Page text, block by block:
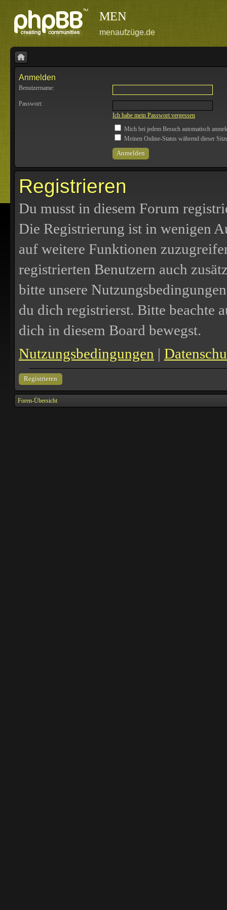
MEN
menaufzüge.de
Anmelden
Benutzername:
Passwort:
Ich habe mein Passwort vergessen
Mich bei jedem Besuch automatisch
Meinen Online-Status während dieser
Registrieren
Du musst in diesem Forum
Die Registrierung ist in wenigen
auf weitere Funktionen
registrierten Benutzern auch
bitte unsere
du dich registrierst. Bitte beachte
dich in diesem Board bewegst.
Nutzungsbedingungen |
Registrieren
Foren-Übersicht